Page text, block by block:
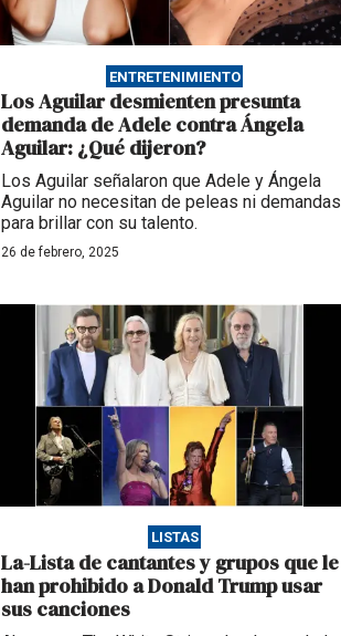
ENTRETENIMIENTO
Los Aguilar desmienten presunta
demanda de Adele contra Ángela
Aguilar: ¿Qué dijeron?
Los Aguilar señalaron que Adele y Ángela
Aguilar no necesitan de peleas ni demandas
para brillar con su talento.
26 de febrero, 2025
LISTAS
La-Lista de cantantes y grupos que le
han prohibido a Donald Trump usar
sus canciones